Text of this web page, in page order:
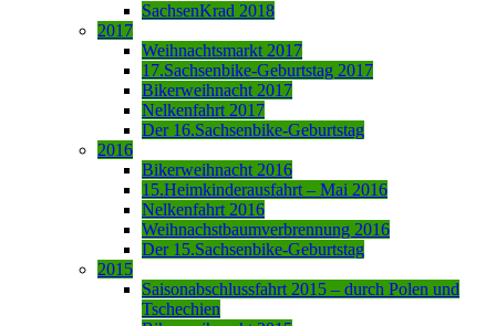
SachsenKrad 2018
2017
Weihnachtsmarkt 2017
17.Sachsenbike-Geburtstag 2017
Bikerweihnacht 2017
Nelkenfahrt 2017
Der 16.Sachsenbike-Geburtstag
2016
Bikerweihnacht 2016
15.Heimkinderausfahrt – Mai 2016
Nelkenfahrt 2016
Weihnachstbaumverbrennung 2016
Der 15.Sachsenbike-Geburtstag
2015
Saisonabschlussfahrt 2015 – durch Polen und
Tschechien